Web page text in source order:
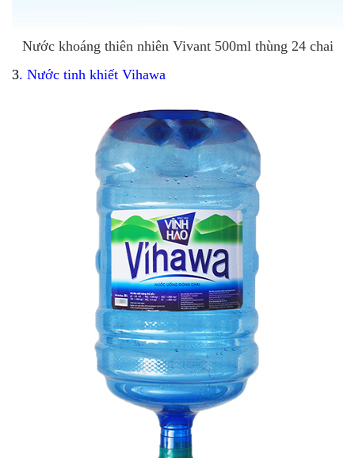
Nước khoáng thiên nhiên Vivant 500ml thùng 24 chai
3. Nước tinh khiết Vihawa